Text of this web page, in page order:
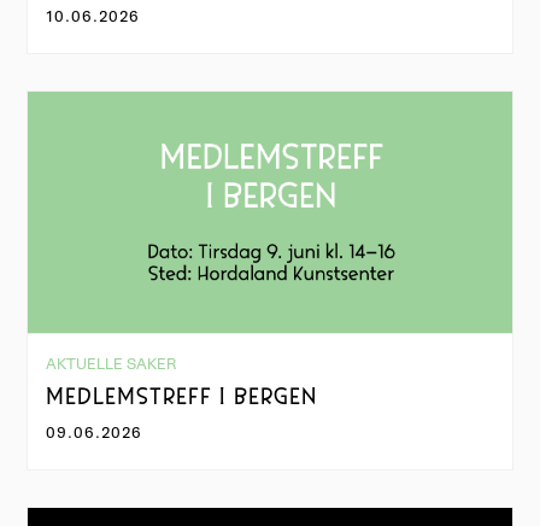
10.06.2026
AKTUELLE SAKER
MEDLEMSTREFF I BERGEN
09.06.2026